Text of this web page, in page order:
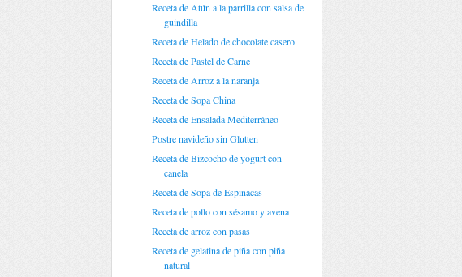
Receta de Atún a la parrilla con salsa de
guindilla
Receta de Helado de chocolate casero
Receta de Pastel de Carne
Receta de Arroz a la naranja
Receta de Sopa China
Receta de Ensalada Mediterráneo
Postre navideño sin Glutten
Receta de Bizcocho de yogurt con
canela
Receta de Sopa de Espinacas
Receta de pollo con sésamo y avena
Receta de arroz con pasas
Receta de gelatina de piña con piña
natural